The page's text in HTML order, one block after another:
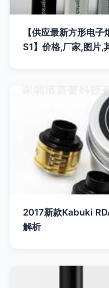
【供应最新方形电
S1】价格,厂家,图片,
2017新款Kabuki
解析